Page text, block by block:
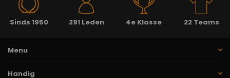
Sinds 1950 291 Leden 4e Klasse 22 Teams
Menu
Handig